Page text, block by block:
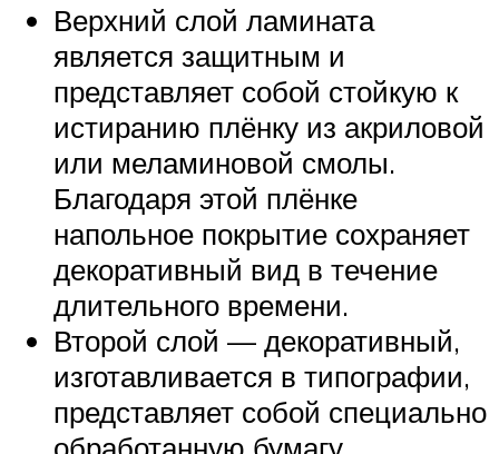
Верхний слой ламината
является защитным и
представляет собой стойкую к
истиранию плёнку из акриловой
или меламиновой смолы.
Благодаря этой плёнке
напольное покрытие сохраняет
декоративный вид в течение
длительного времени.
Второй слой — декоративный,
изготавливается в типографии,
представляет собой специально